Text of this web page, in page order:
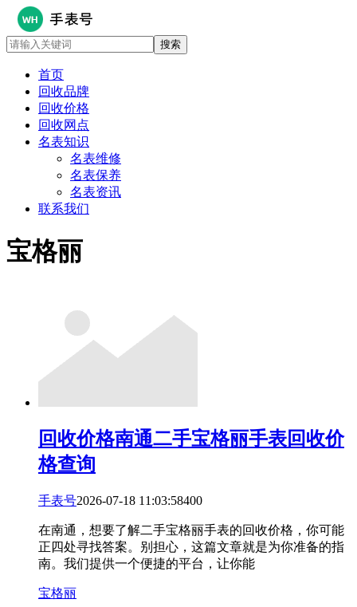
首页
回收品牌
回收价格
回收网点
名表知识
名表维修
名表保养
名表资讯
联系我们
宝格丽
回收价格南通二手宝格丽手表回收价
格查询
手表号2026-07-18 11:03:58400
在南通，想要了解二手宝格丽手表的回收价格，你可能
正四处寻找答案。别担心，这篇文章就是为你准备的指
南。我们提供一个便捷的平台，让你能
宝格丽